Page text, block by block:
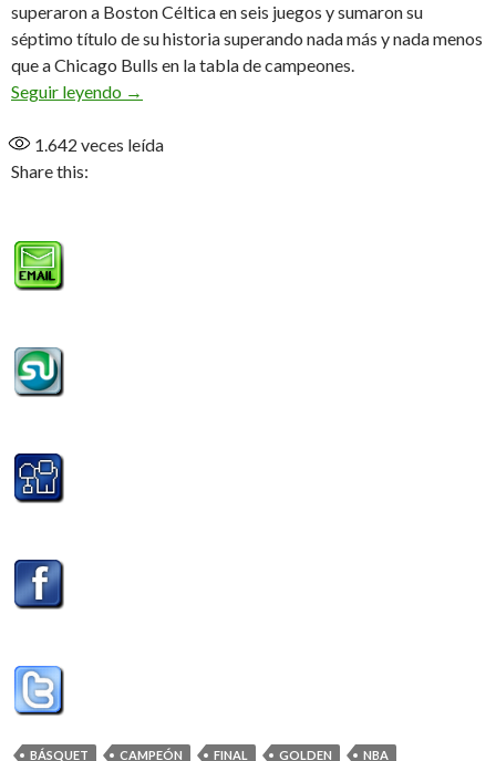
superaron a Boston Céltica en seis juegos y sumaron su
séptimo título de su historia superando nada más y nada menos
que a Chicago Bulls en la tabla de campeones.
Seguir leyendo Golden State es el campeón de la NBA
→
1.642 veces leída
Share this:
BÁSQUET CAMPEÓN FINAL GOLDEN NBA